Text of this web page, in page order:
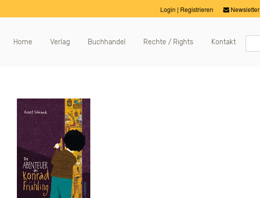
Newsletter
Login | Registrieren
Home Verlag Buchhandel Rechte / Rights Kontakt